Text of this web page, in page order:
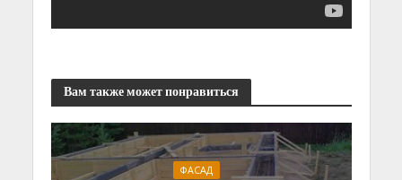
Вам также может понравиться
ФАСАД